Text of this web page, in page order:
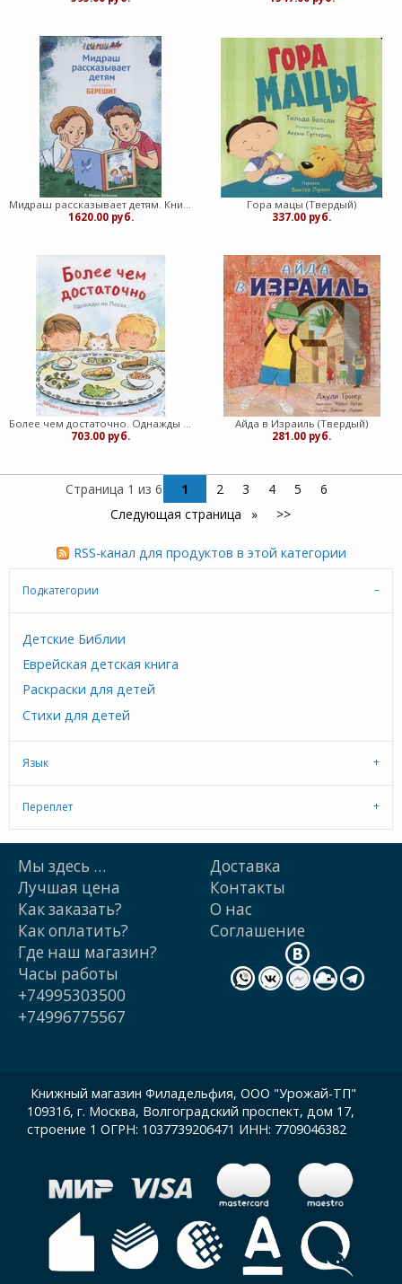
Мидраш рассказывает детям. Книга Берешит (Твердый)
1620.00 руб.
Гора мацы (Твердый)
337.00 руб.
Более чем достаточно. Однажды на Песах (Твердый)
703.00 руб.
Айда в Израиль (Твердый)
281.00 руб.
Страница 1 из 6 1 2 3 4 5
6
Следующая страница
>>
RSS-канал для продуктов в этой категории
Подкатегории
Детские Библии
Еврейская детская книга
Раскраски для детей
Стихи для детей
Язык
Переплет
Мы здесь …
Лучшая цена
Как заказать?
Как оплатить?
Доставка
Контакты
О нас
Cоглашение
Где наш магазин?
Часы работы
+74995303500
+74996775567
Книжный магазин Филадельфия, ООО "Урожай-ТП"
109316, г. Москва, Волгоградский проспект, дом 17,
строение 1 ОГРН: 1037739206471 ИНН: 7709046382